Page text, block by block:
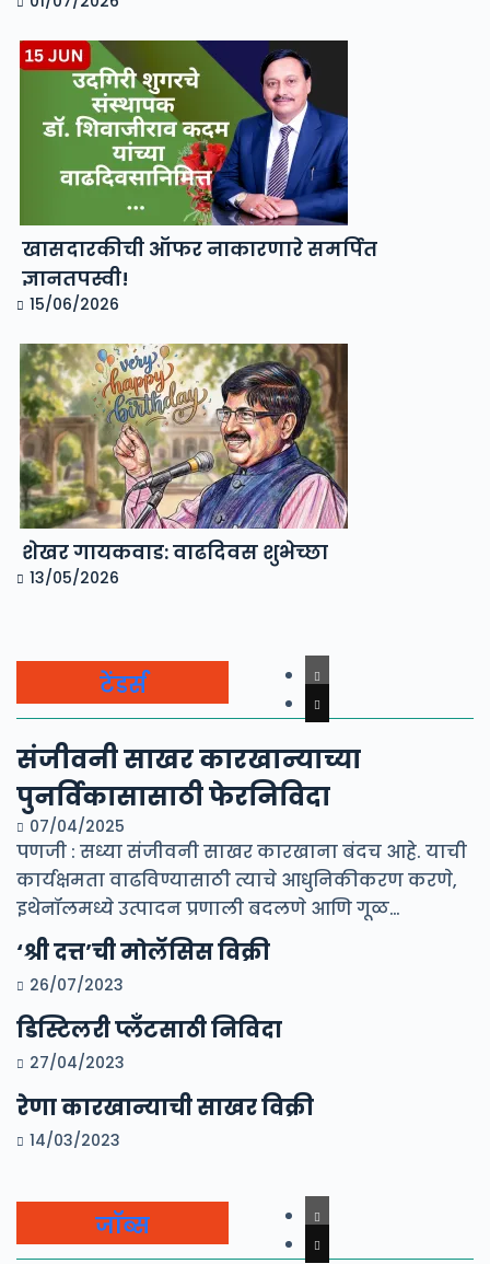
खासदारकीची ऑफर नाकारणारे समर्पित
ज्ञानतपस्वी!
15/06/2026
शेखर गायकवाड: वाढदिवस शुभेच्छा
13/05/2026
टेंडर्स
संजीवनी साखर कारखान्याच्या
पुनर्विकासासाठी फेरनिविदा
07/04/2025
पणजी : सध्या संजीवनी साखर कारखाना बंदच आहे. याची
कार्यक्षमता वाढविण्यासाठी त्याचे आधुनिकीकरण करणे,
इथेनॉलमध्ये उत्पादन प्रणाली बदलणे आणि गूळ…
‘श्री दत्त’ची मोलॅसिस विक्री
26/07/2023
डिस्टिलरी प्लँटसाठी निविदा
27/04/2023
रेणा कारखान्याची साखर विक्री
14/03/2023
जॉब्स